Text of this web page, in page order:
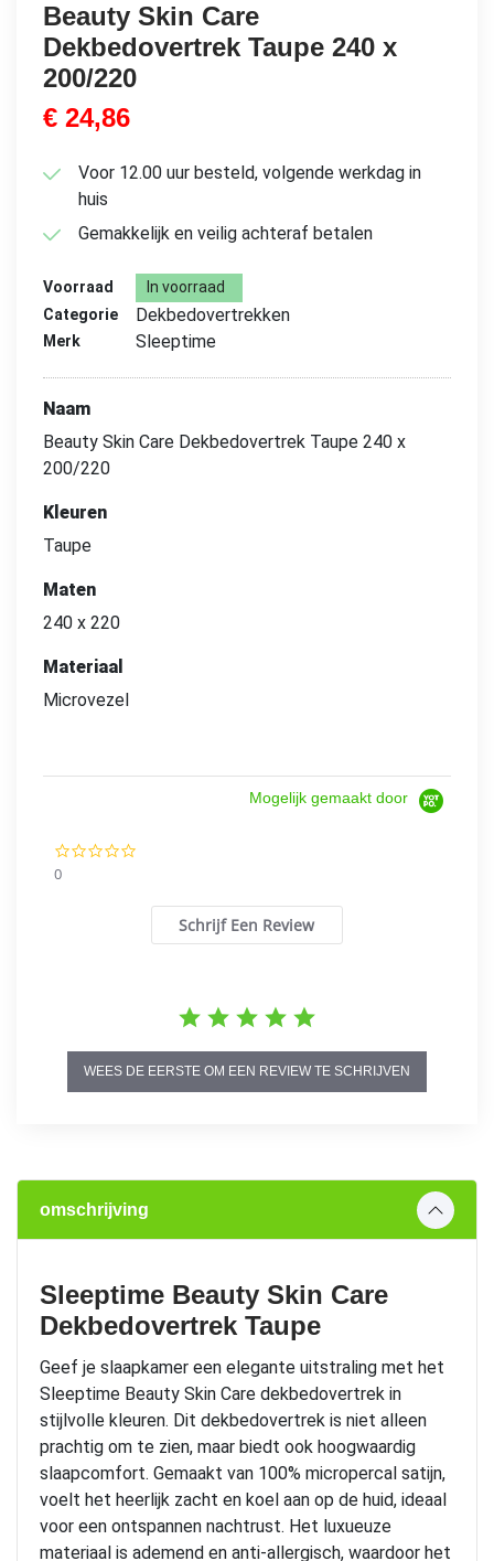
Beauty Skin Care
Dekbedovertrek Taupe 240 x
200/220
€ 24,86
Voor 12.00 uur besteld, volgende werkdag in
huis
Gemakkelijk en veilig achteraf betalen
Voorraad
In voorraad
Categorie
Dekbedovertrekken
Merk Sleeptime
Naam
Beauty Skin Care Dekbedovertrek Taupe 240 x
200/220
Kleuren
Taupe
Maten
240 x 220
Materiaal
Microvezel
Mogelijk gemaakt door
0
Schrijf Een Review
WEES DE EERSTE OM EEN REVIEW TE SCHRIJVEN
omschrijving
Sleeptime Beauty Skin Care
Dekbedovertrek Taupe
Geef je slaapkamer een elegante uitstraling met het
Sleeptime Beauty Skin Care dekbedovertrek in
stijlvolle kleuren. Dit dekbedovertrek is niet alleen
prachtig om te zien, maar biedt ook hoogwaardig
slaapcomfort. Gemaakt van 100% micropercal satijn,
voelt het heerlijk zacht en koel aan op de huid, ideaal
voor een ontspannen nachtrust. Het luxueuze
materiaal is ademend en anti-allergisch, waardoor het